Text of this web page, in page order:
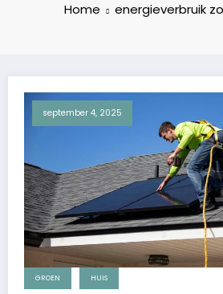
Home energieverbruik
september 4, 2025
GROEN HUIS